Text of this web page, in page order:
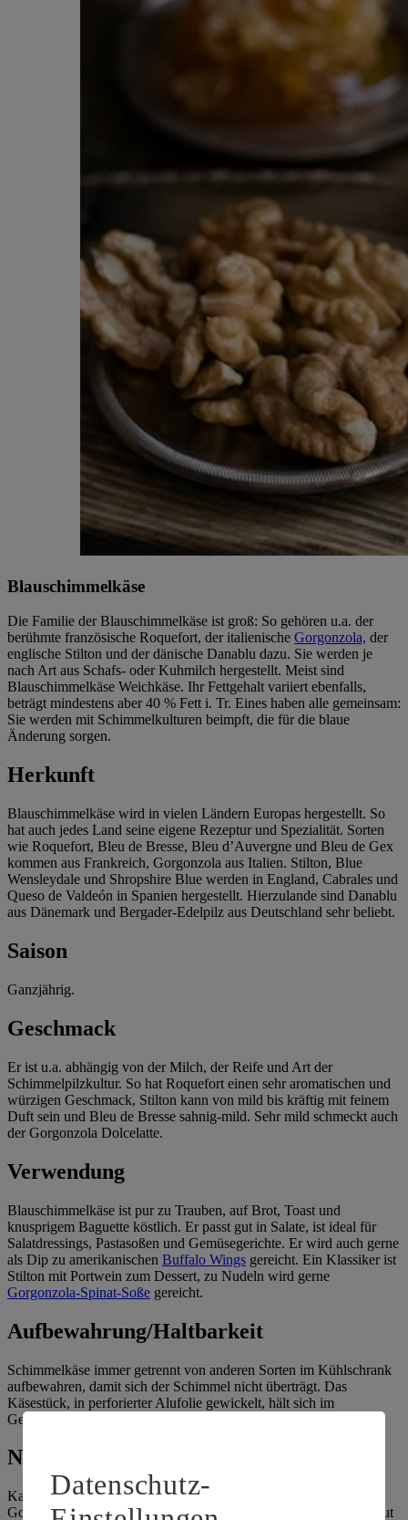
Blauschimmelkäse
Die Familie der Blauschimmelkäse ist groß: So gehören u.a. der
berühmte französische Roquefort, der italienische Gorgonzola, der
englische Stilton und der dänische Danablu dazu. Sie werden je
nach Art aus Schafs- oder Kuhmilch hergestellt. Meist sind
Blauschimmelkäse Weichkäse. Ihr Fettgehalt variiert ebenfalls,
beträgt mindestens aber 40 % Fett i. Tr. Eines haben alle gemeinsam:
Sie werden mit Schimmelkulturen beimpft, die für die blaue
Änderung sorgen.
Herkunft
Blauschimmelkäse wird in vielen Ländern Europas hergestellt. So
hat auch jedes Land seine eigene Rezeptur und Spezialität. Sorten
wie Roquefort, Bleu de Bresse, Bleu d’Auvergne und Bleu de Gex
kommen aus Frankreich, Gorgonzola aus Italien. Stilton, Blue
Wensleydale und Shropshire Blue werden in England, Cabrales und
Queso de Valdeón in Spanien hergestellt. Hierzulande sind Danablu
aus Dänemark und Bergader-Edelpilz aus Deutschland sehr beliebt.
Saison
Ganzjährig.
Geschmack
Er ist u.a. abhängig von der Milch, der Reife und Art der
Schimmelpilzkultur. So hat Roquefort einen sehr aromatischen und
würzigen Geschmack, Stilton kann von mild bis kräftig mit feinem
Duft sein und Bleu de Bresse sahnig-mild. Sehr mild schmeckt auch
der Gorgonzola Dolcelatte.
Verwendung
Blauschimmelkäse ist pur zu Trauben, auf Brot, Toast und
knusprigem Baguette köstlich. Er passt gut in Salate, ist ideal für
Salatdressings, Pastasoßen und Gemüsegerichte. Er wird auch gerne
als Dip zu amerikanischen Buffalo Wings gereicht. Ein Klassiker ist
Stilton mit Portwein zum Dessert, zu Nudeln wird gerne
Gorgonzola-Spinat-Soße gereicht.
Aufbewahrung/Haltbarkeit
Schimmelkäse immer getrennt von anderen Sorten im Kühlschrank
aufbewahren, damit sich der Schimmel nicht überträgt. Das
Käsestück, in perforierter Alufolie gewickelt, hält sich im
Gemüsefach etwa 1 Woche.
Nährwert/Wirkstoffe
Kalorien- und Fettgehalt variieren von Sorte zu Sorte. So hat
Gorgonzola bei 48 % Fett i. Tr. 360 kcal und rund 31 g Fett absolut
Datenschutz-